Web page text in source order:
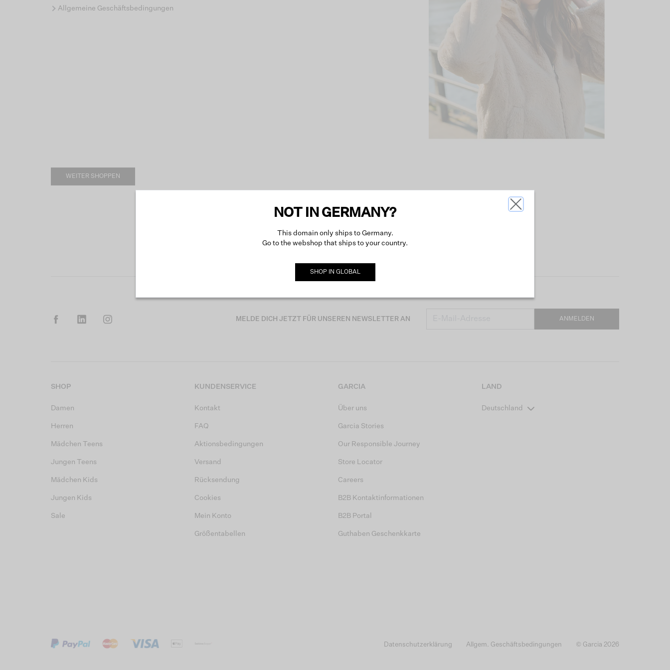
Allgemeine Geschäftsbedingungen
WEITER SHOPPEN
MELDE DICH JETZT FÜR UNSEREN NEWSLETTER AN ANMELDEN
SHOP
Damen
Herren
Mädchen Teens
Jungen Teens
Mädchen Kids
Jungen Kids
Sale
KUNDENSERVICE
Kontakt
FAQ
Aktionsbedingungen
Versand
Rücksendung
Cookies
Mein Konto
Größentabellen
GARCIA
Über uns
Garcia Stories
Our Responsible Journey
Store Locator
Careers
B2B Kontaktinformationen
B2B Portal
Guthaben Geschenkkarte
LAND
Deutschland
Datenschutzerklärung Allgem. Geschäftsbedingungen © Garcia 2026
NOT IN GERMANY?
This domain only ships to Germany.
Go to the webshop that ships to your country.
SHOP IN GLOBAL